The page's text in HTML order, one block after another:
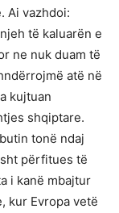
Ai vazhdoi:
të kaluarën e
ne nuk duam të
atë në
kujtuan
shqiptare.
tonë ndaj
përfitues të
i kanë mbajtur
kur Evropa vetë